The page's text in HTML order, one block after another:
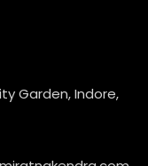
Garden, Indore,